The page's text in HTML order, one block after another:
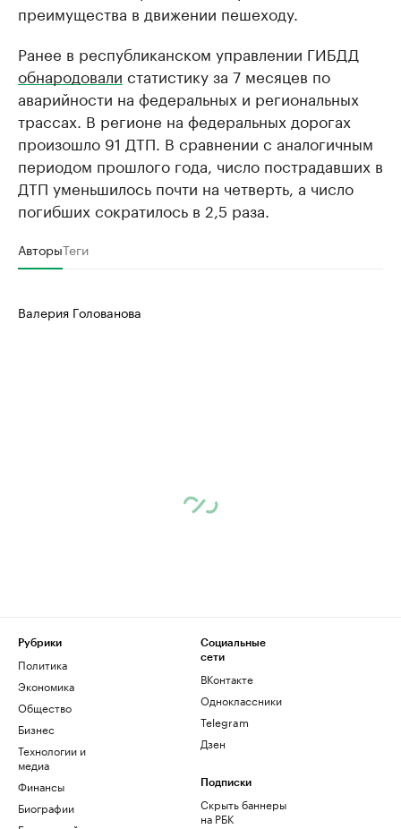
преимущества в движении пешеходу.
Ранее в республиканском управлении ГИБДД
обнародовали статистику за 7 месяцев по
аварийности на федеральных и региональных
трассах. В регионе на федеральных дорогах
произошло 91 ДТП. В сравнении с аналогичным
периодом прошлого года, число пострадавших в
ДТП уменьшилось почти на четверть, а число
погибших сократилось в 2,5 раза.
АвторыТеги
Валерия Голованова
Рубрики
Политика
Экономика
Общество
Бизнес
Технологии и
медиа
Финансы
Биографии
Социальные
сети
ВКонтакте
Одноклассники
Telegram
Дзен
Подписки
Скрыть баннеры
на РБК